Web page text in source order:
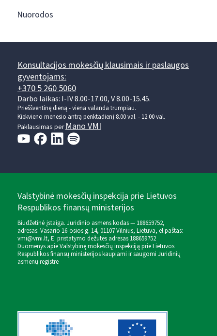
Nuorodos
Konsultacijos mokesčių klausimais ir paslaugos
gyventojams:
+370 5 260 5060
Darbo laikas: I-IV 8.00-17.00, V 8.00-15.45.
Prieššventinę dieną - viena valanda trumpiau.
Kiekvieno mėnesio antrą penktadienį 8.00 val. - 12.00 val.
Paklausimas perMano VMI
Valstybinė mokesčių inspekcija prie Lietuvos
Respublikos finansų ministerijos
Biudžetinė įstaiga. Juridinio asmens kodas — 188659752,
adresas: Vasario 16-osios g. 14, 01107 Vilnius, Lietuva, el.paštas:
vmi@vmi.lt, E. pristatymo dėžutės adresas 188659752
Duomenys apie Valstybinę mokesčių inspekciją prie Lietuvos
Respublikos finansų ministerijos kaupiami ir saugomi Juridinių
asmenų registre